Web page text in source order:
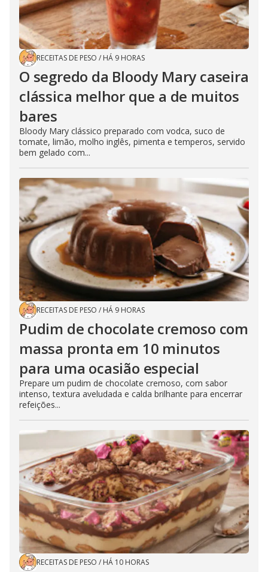
RECEITAS DE PESO / HÁ 9 HORAS
O segredo da Bloody Mary caseira
clássica melhor que a de muitos
bares
Bloody Mary clássico preparado com vodca, suco de
tomate, limão, molho inglês, pimenta e temperos, servido
bem gelado com...
RECEITAS DE PESO / HÁ 9 HORAS
Pudim de chocolate cremoso com
massa pronta em 10 minutos
para uma ocasião especial
Prepare um pudim de chocolate cremoso, com sabor
intenso, textura aveludada e calda brilhante para encerrar
refeições...
RECEITAS DE PESO / HÁ 10 HORAS